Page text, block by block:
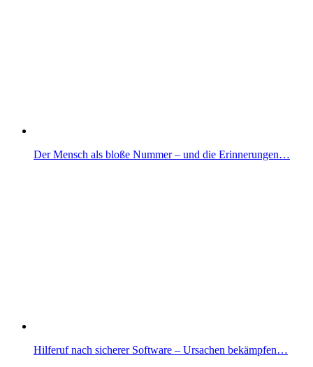
Der Mensch als bloße Nummer – und die Erinnerungen…
Hilferuf nach sicherer Software – Ursachen bekämpfen…